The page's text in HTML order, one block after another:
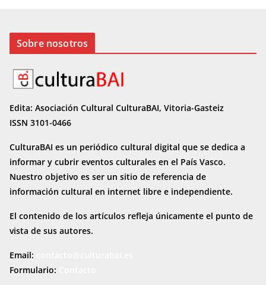
Sobre nosotros
Edita: Asociación Cultural CulturaBAI, Vitoria-Gasteiz
ISSN 3101-0466
CulturaBAI es un periódico cultural digital que se dedica a
informar y cubrir eventos culturales en el País Vasco.
Nuestro objetivo es ser un sitio de referencia de
información cultural en internet libre e independiente.
El contenido de los artículos refleja únicamente el punto de
vista de sus autores.
Email:
Formulario: